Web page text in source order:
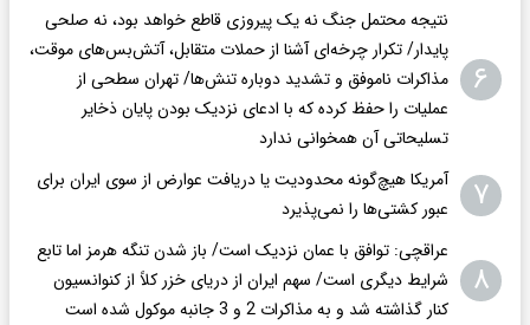
۶
نتیجه محتمل جنگ نه یک پیروزی قاطع خواهد بود، نه صلحی
پایدار/ تکرار چرخه‌ای آشنا از حملات متقابل، آتش‌بس‌های موقت،
مذاکرات ناموفق و تشدید دوباره تنش‌ها/ تهران سطحی از
عملیات را حفظ کرده که با ادعای نزدیک بودن پایان ذخایر
تسلیحاتی آن همخوانی ندارد
۷
آمریکا هیچ‌گونه محدودیت یا دریافت عوارض از سوی ایران برای
عبور کشتی‌ها را نمی‌پذیرد
۸
عراقچی: توافق با عمان نزدیک است/ باز شدن تنگه هرمز اما تابع
شرایط دیگری است/ سهم ایران از دریای خزر کلاً از کنوانسیون
کنار گذاشته شد و به مذاکرات 2 و 3 جانبه موکول شده است